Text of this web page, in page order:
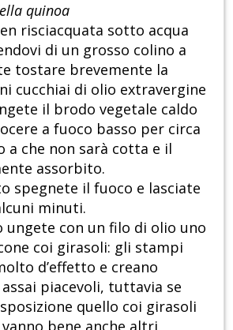
quinoa
risciacquata sotto acqua
di un grosso colino a
tostare brevemente la
cucchiai di olio extravergine
il brodo vegetale caldo
a fuoco basso per circa
a che non sarà cotta e il
assorbito.
spegnete il fuoco e lasciate
minuti.
con un filo di olio uno
coi girasoli: gli stampi
d’effetto e creano
piacevoli, tuttavia se
quello coi girasoli
bene anche altri